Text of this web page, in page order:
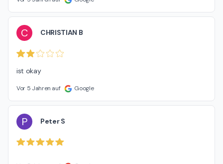
C CHRISTIAN B
ist okay
Vor 5 Jahren auf Google
P Peter S